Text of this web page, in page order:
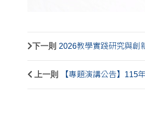
下一則 2026教學實踐研究與創
上一則 【專題演講公告】115